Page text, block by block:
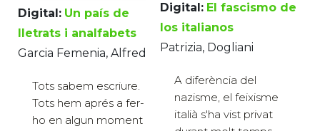
Digital: Un país de
lletrats i analfabets
Garcia Femenia, Alfred
Tots sabem escriure.
Tots hem aprés a fer-
ho en algun moment
Digital: El fascismo de
los italianos
Patrizia, Dogliani
A diferència del
nazisme, el feixisme
italià s'ha vist privat